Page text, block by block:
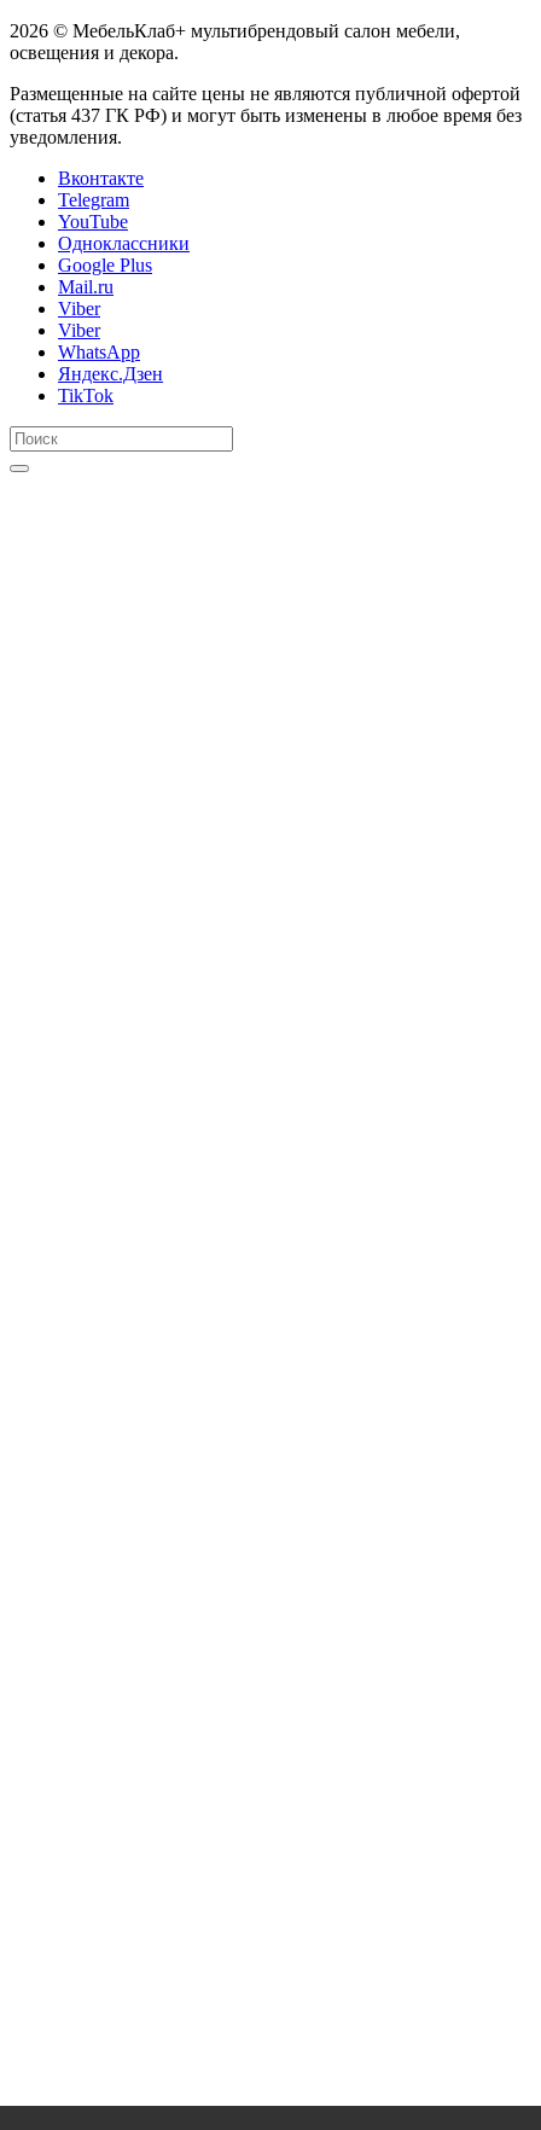
2026 © МебельКлаб+ мультибрендовый салон мебели,
освещения и декора.
Размещенные на сайте цены не являются публичной офертой
(статья 437 ГК РФ) и могут быть изменены в любое время без
уведомления.
Вконтакте
Telegram
YouTube
Одноклассники
Google Plus
Mail.ru
Viber
Viber
WhatsApp
Яндекс.Дзен
TikTok